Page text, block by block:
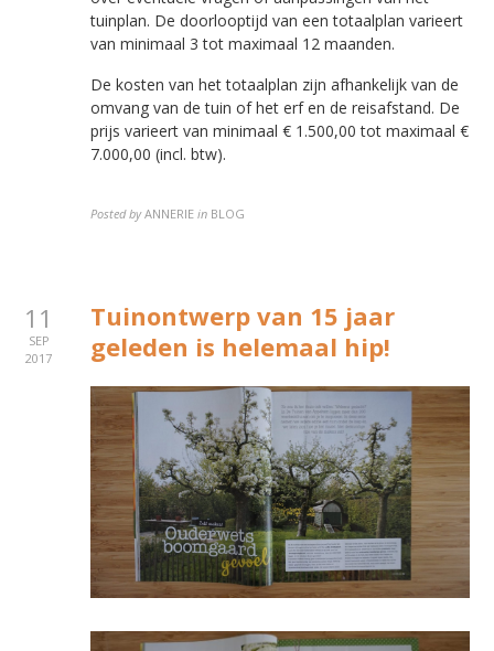
tuinplan. De doorlooptijd van een totaalplan varieert
van minimaal 3 tot maximaal 12 maanden.
De kosten van het totaalplan zijn afhankelijk van de
omvang van de tuin of het erf en de reisafstand. De
prijs varieert van minimaal € 1.500,00 tot maximaal €
7.000,00 (incl. btw).
Posted by ANNERIE in BLOG
11
SEP
2017
Tuinontwerp van 15 jaar
geleden is helemaal hip!